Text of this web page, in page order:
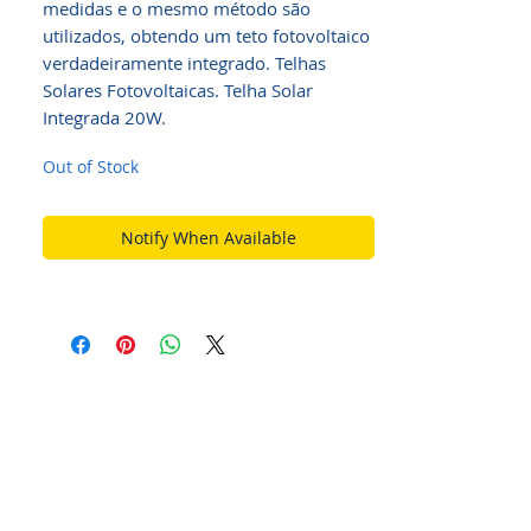
medidas e o mesmo método são
utilizados, obtendo um teto fotovoltaico
verdadeiramente integrado. Telhas
Solares Fotovoltaicas. Telha Solar
Integrada 20W.
Out of Stock
Notify When Available